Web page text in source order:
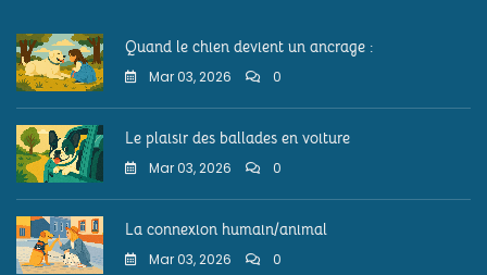
Quand le chien devient un ancrage :
Mar 03, 2026 0
Le plaisir des ballades en voiture
Mar 03, 2026 0
La connexion humain/animal
Mar 03, 2026 0